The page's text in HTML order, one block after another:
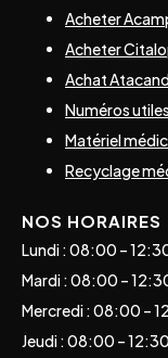
Acheter
Acheter
Achat
Numéros utiles
Matériel
Recyclage
NOS HORAIRES
Lundi : 08:00 –
Mardi : 08:00 –
Mercredi : 08:00 –
Jeudi : 08:00 –